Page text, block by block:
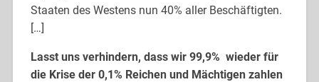
Staaten des Westens nun 40% aller Beschäftigten.
[…]
Lasst uns verhindern, dass wir 99,9% wieder für
die Krise der 0,1% Reichen und Mächtigen zahlen